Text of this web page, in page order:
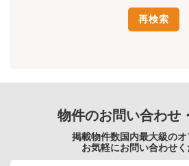
物件のお問い合わせ
掲載物件数国内最大級の
お気軽にお問い合わせく